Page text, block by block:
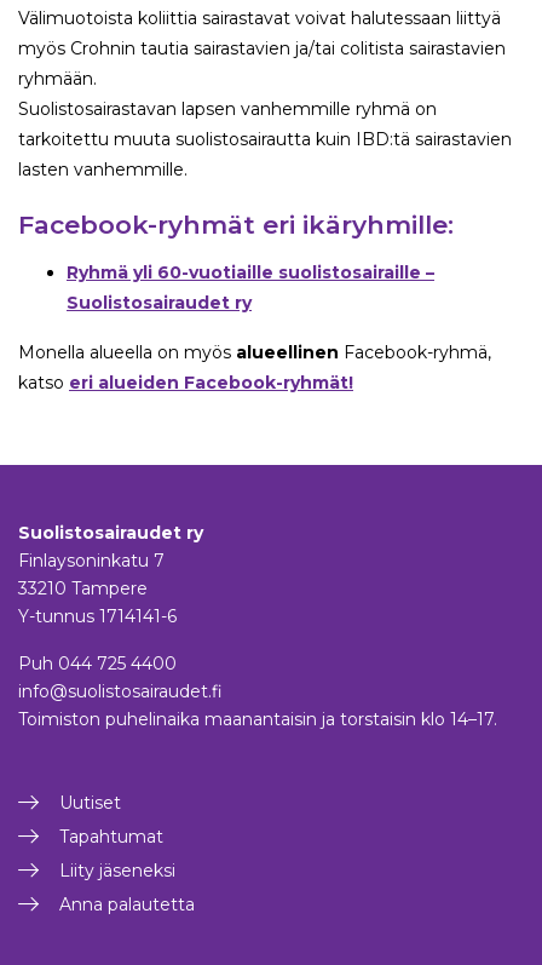
Välimuotoista koliittia sairastavat voivat halutessaan liittyä
myös Crohnin tautia sairastavien ja/tai colitista sairastavien
ryhmään.
Suolistosairastavan lapsen vanhemmille ryhmä on
tarkoitettu muuta suolistosairautta kuin IBD:tä sairastavien
lasten vanhemmille.
Facebook-ryhmät eri ikäryhmille:
Ryhmä yli 60-vuotiaille suolistosairaille –
Suolistosairaudet ry
Monella alueella on myös alueellinen Facebook-ryhmä,
katso eri alueiden Facebook-ryhmät!
Suolistosairaudet ry
Finlaysoninkatu 7
33210 Tampere
Y-tunnus 1714141-6
Puh 044 725 4400
info@suolistosairaudet.fi
Toimiston puhelinaika maanantaisin ja torstaisin klo 14–17.
Uutiset
Tapahtumat
Liity jäseneksi
Anna palautetta